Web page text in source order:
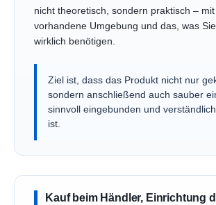
nicht theoretisch, sondern praktisch –
vorhandene Umgebung und das, was
wirklich benötigen.
Ziel ist, dass das Produkt nicht nur
sondern anschließend auch sauber
sinnvoll eingebunden und
ist.
Kauf beim Händler, Einrichtung